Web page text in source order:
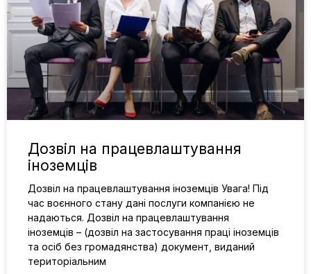
Дозвіл на працевлаштування
іноземців
Дозвіл на працевлаштування іноземців Увага! Під
час воєнного стану дані послуги компанією не
надаються. Дозвіл на працевлаштування
іноземців – (дозвіл на застосування праці іноземців
та осіб без громадянства) документ, виданий
територіальним